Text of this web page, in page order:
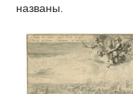
названы.